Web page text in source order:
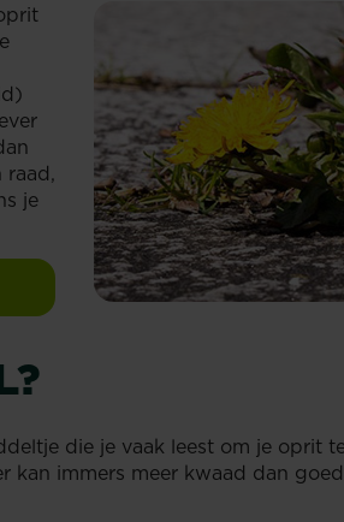
raad,
je
die je vaak leest om je oprit
immers meer kwaad dan